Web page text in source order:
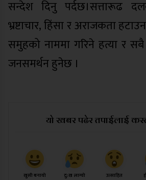
सन्देश दिनु पर्दछ।सत्तारूढ
भ्रष्टाचार, हिंसा र अराजकता
समुहको नाममा गरिने हत्या र
जनसमर्थन हुनेछ ।
यो खबर पढेर तपाईलाई
खुसी बनायो दु:ख लाग्यो उत्साहित